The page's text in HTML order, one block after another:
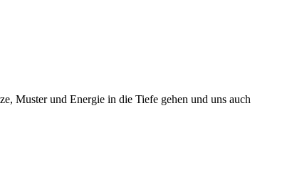
Muster und Energie in die Tiefe gehen und uns auch